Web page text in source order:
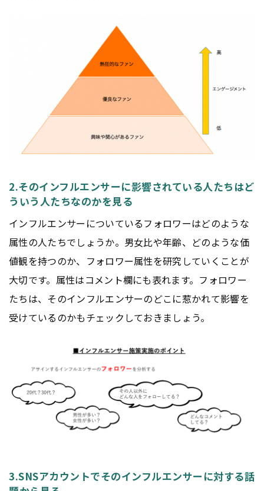
2.そのインフルエンサーに影響されている人たちはど
ういう人たちなのかを見る
インフルエンサーについているフォロワーはどのような
属性の人たちでしょうか。男女比や年齢、どのような価
値観を持つのか、フォロワー属性を研究していくことが
大切です。属性はコメント欄にも表れます。フォロワー
たちは、そのインフルエンサーのどこに惹かれて影響を
受けているのかもチェックしておきましょう。
3.SNSアカウントでそのインフルエンサーに対する話